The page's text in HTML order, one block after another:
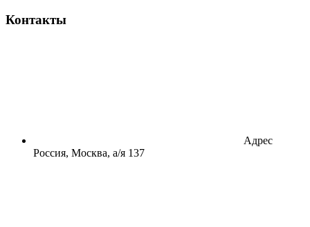
Контакты
Адрес
Россия, Москва, а/я 137